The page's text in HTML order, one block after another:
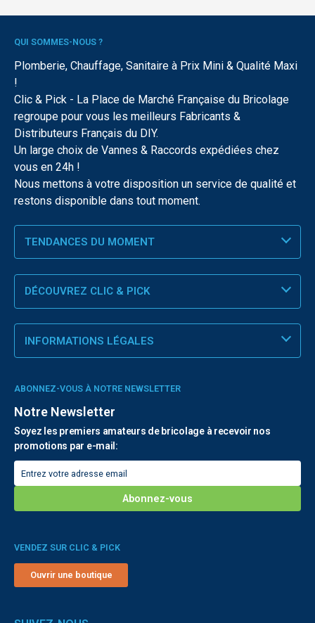
QUI SOMMES-NOUS ?
Plomberie, Chauffage, Sanitaire à Prix Mini & Qualité Maxi
!
Clic & Pick - La Place de Marché Française du Bricolage
regroupe pour vous les meilleurs Fabricants &
Distributeurs Français du DIY.
Un large choix de Vannes & Raccords expédiées chez
vous en 24h !
Nous mettons à votre disposition un service de qualité et
restons disponible dans tout moment.
TENDANCES DU MOMENT
DÉCOUVREZ CLIC & PICK
INFORMATIONS LÉGALES
ABONNEZ-VOUS À NOTRE NEWSLETTER
Notre Newsletter
Soyez les premiers amateurs de bricolage à recevoir nos
promotions par e-mail:
VENDEZ SUR CLIC & PICK
Ouvrir une boutique